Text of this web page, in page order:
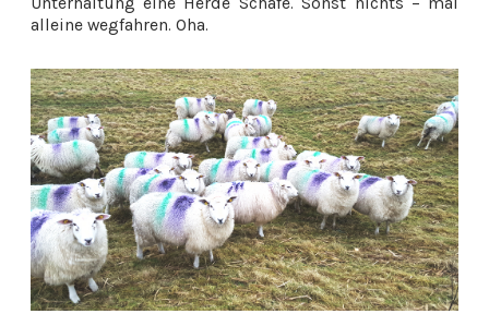
alleine wegfahren. Oha.